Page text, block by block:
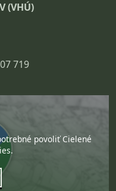
(VHÚ)
719
povoliť Cielené